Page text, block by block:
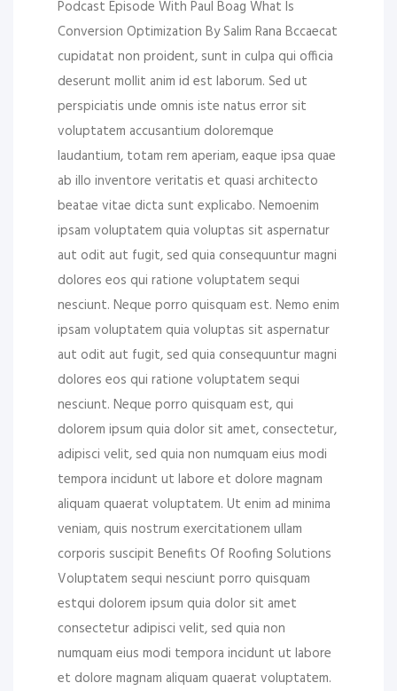
Podcast Episode With Paul Boag What Is
Conversion Optimization By Salim Rana Bccaecat
cupidatat non proident, sunt in culpa qui officia
deserunt mollit anim id est laborum. Sed ut
perspiciatis unde omnis iste natus error sit
voluptatem accusantium doloremque
laudantium, totam rem aperiam, eaque ipsa quae
ab illo inventore veritatis et quasi architecto
beatae vitae dicta sunt explicabo. Nemoenim
ipsam voluptatem quia voluptas sit aspernatur
aut odit aut fugit, sed quia consequuntur magni
dolores eos qui ratione voluptatem sequi
nesciunt. Neque porro quisquam est. Nemo enim
ipsam voluptatem quia voluptas sit aspernatur
aut odit aut fugit, sed quia consequuntur magni
dolores eos qui ratione voluptatem sequi
nesciunt. Neque porro quisquam est, qui
dolorem ipsum quia dolor sit amet, consectetur,
adipisci velit, sed quia non numquam eius modi
tempora incidunt ut labore et dolore magnam
aliquam quaerat voluptatem. Ut enim ad minima
veniam, quis nostrum exercitationem ullam
corporis suscipit Benefits Of Roofing Solutions
Voluptatem sequi nesciunt porro quisquam
estqui dolorem ipsum quia dolor sit amet
consectetur adipisci velit, sed quia non
numquam eius modi tempora incidunt ut labore
et dolore magnam aliquam quaerat voluptatem.